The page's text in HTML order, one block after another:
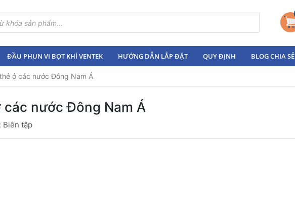
ĐẦU PHUN VI BỌT KHÍ VENTEK HƯỚNG DẪN LẮP ĐẶT QUY ĐỊNH BLOG CHIA SẺ
ở các nước Đông Nam Á
nước Đông Nam Á
Biên tập